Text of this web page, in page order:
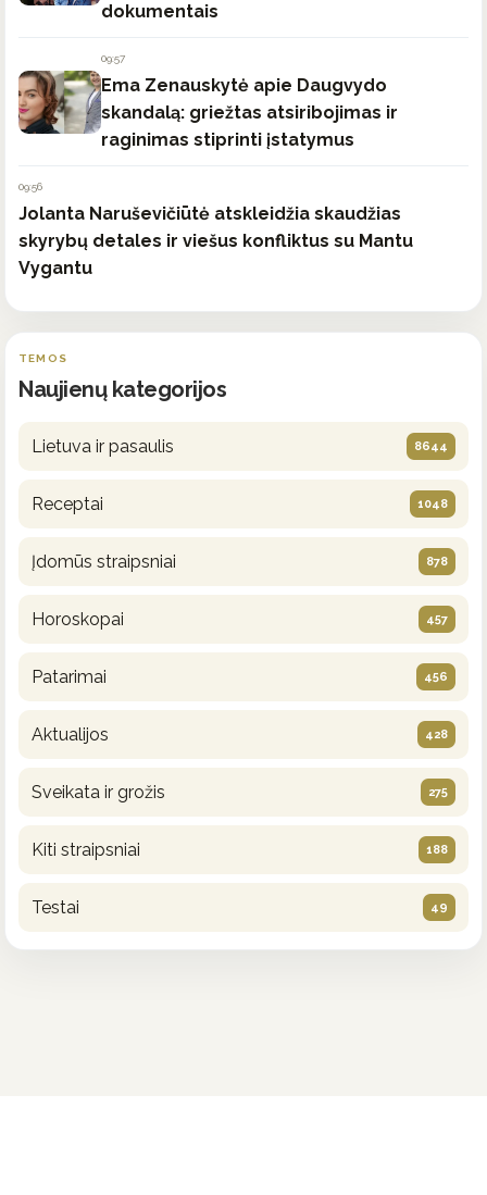
dokumentais
09:57
Ema Zenauskytė apie Daugvydo
skandalą: griežtas atsiribojimas ir
raginimas stiprinti įstatymus
09:56
Jolanta Naruševičiūtė atskleidžia skaudžias
skyrybų detales ir viešus konfliktus su Mantu
Vygantu
TEMOS
Naujienų kategorijos
Lietuva ir pasaulis 8644
Receptai 1048
Įdomūs straipsniai 878
Horoskopai 457
Patarimai 456
Aktualijos 428
Sveikata ir grožis 275
Kiti straipsniai 188
Testai 49